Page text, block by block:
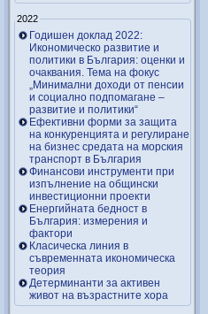
2022
Годишен доклад 2022:
Икономическо развитие и
политики в България: оценки и
очаквания. Тема на фокус
„Минимални доходи от пенсии
и социално подпомагане –
развитие и политики“
Ефективни форми за защита
на конкуренцията и регулиране
на бизнес средата на морския
транспорт в България
Финансови инструменти при
изпълнение на общински
инвестиционни проекти
Енергийната бедност в
България: измерения и
фактори
Класическа линия в
съвременната икономическа
теория
Детерминанти за активен
живот на възрастните хора